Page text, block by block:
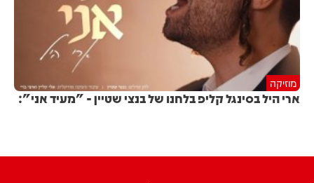
מוזיקה
ארי היל בסינגל קליפ בלחנו של בנצי שטיין - "מעיד אני":